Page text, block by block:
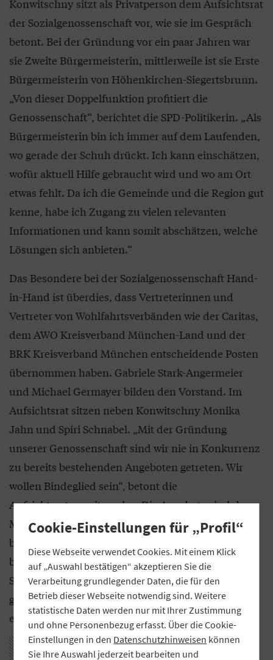
Konwitschny sitzt als Privatperson dem Aufsichtsrat
der Sozialgenossenschaft vor, wie sie im Gespräch
betont. Bei der Gründung vor ein paar Jahren war
sie Zweite Bürgermeisterin, mittlerweile ist sie Erste
Bürgermeisterin von Höhenkirchen-Siegertsbrunn.
„Von dieser Doppelfunktion profitiert die
Genossenschaft“, berichtet die SPD-Politikerin. „Als
Bürgermeisterin bin ich immer auf dem Laufenden,
wo gerade der Schuh drückt. Ich kann einschätzen,
wofür aktuell Hilfe gebraucht wird und wo am Ort
etwas fehlt. Da ich die Gemeinde und die Region gut
kenne, habe ich Zugang zu vielen relevanten
Informationen und kann somit abschätzen, welche
Lösungen sich anbieten.“
Das Besondere bei der Sozialgenossenschaft Hand-
in-Hand ist überdies, dass Vertreterinnen und
Vertreter von Wohlfahrtsverbänden wie der Caritas,
dem AWO Kreisverband München-Land und der
BRK Kreisverband München entscheidende Posten
übernommen haben. Gabriele Stark-Angermeier
und Michael Germayer bilden den Vorstand. Im
Aufsichtsrat sitzen neben Konwitschny Monika
Jahn und Spiri Schnabel. „Mit der Gründung
unserer Genossenschaft sind wir nie in Konkurrenz
zu bereits bestehenden Angeboten getreten. Wir
wollen Bindeglied sein“, betont die
Aufsichtsratsvorsitzende. „Die Angebote sind da.
Mit unserer Genossenschaft machen wir lediglich
bereits bestehende Unterstützungsangebote
bekannter. Da die Fäden in der Genossenschaft ein
Stück weit zusammenfließen, arbeiten wir
gemeinsam daran, Lücken zu schließen und
erreichen mit vereinten Kräften mehr.“
Cookie-Einstellungen für „Profil“
Diese Webseite verwendet Cookies. Mit einem Klick
auf „Auswahl bestätigen“ akzeptieren Sie die
Verarbeitung grundlegender Daten, die für den
Betrieb dieser Webseite notwendig sind. Weitere
statistische Daten werden nur mit Ihrer Zustimmung
und ohne Personenbezug erfasst. Über die Cookie-
Einstellungen in den Datenschutzhinweisen können
Sie Ihre Auswahl jederzeit bearbeiten und